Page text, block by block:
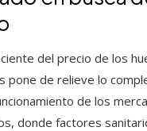
del precio de los
pone de relieve lo
de los
donde factores